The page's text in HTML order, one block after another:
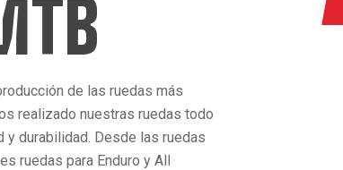
de las ruedas más
realizado nuestras ruedas todo
y durabilidad. Desde las ruedas
ruedas para Enduro y All